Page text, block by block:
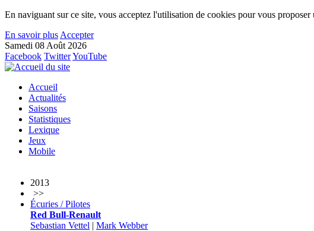
En naviguant sur ce site, vous acceptez l'utilisation de cookies pour vous
En savoir plus Accepter
Samedi 08 Août 2026
Facebook TwitterYouTube
Accueil
Actualités
Saisons
Statistiques
Lexique
Jeux
Mobile
2013
>>
Écuries / Pilotes
Red Bull-Renault
Sebastian Vettel | Mark Webber